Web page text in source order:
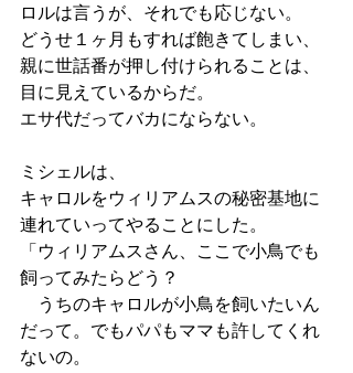
ロルは言うが、それでも応じない。
どうせ１ヶ月もすれば飽きてしまい、
親に世話番が押し付けられることは、
目に見えているからだ。
エサ代だってバカにならない。
ミシェルは、
キャロルをウィリアムスの秘密基地に
連れていってやることにした。
「ウィリアムスさん、ここで小鳥でも
飼ってみたらどう？
うちのキャロルが小鳥を飼いたいん
だって。でもパパもママも許してくれ
ないの。